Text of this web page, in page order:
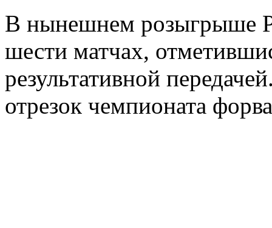
В нынешнем розыгрыше
шести матчах,
результативной
отрезок чемпионата